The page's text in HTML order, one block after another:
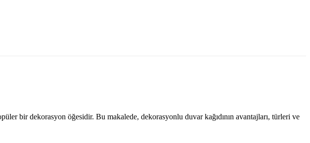
bir dekorasyon öğesidir. Bu makalede, dekorasyonlu duvar kağıdının avantajları, türleri ve